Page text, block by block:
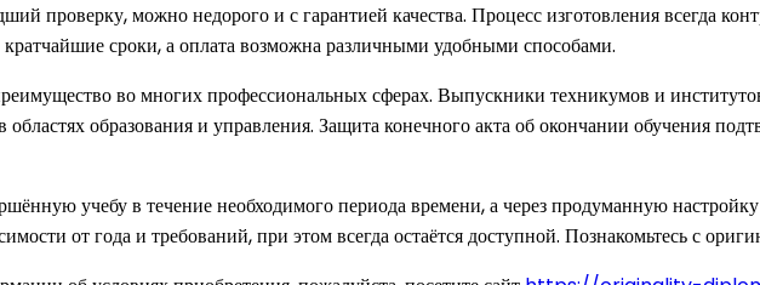
проверку, можно недорого и с гарантией качества. Процесс изготовления всегда
сроки, а оплата возможна различными удобными способами.
во многих профессиональных сферах. Выпускники техникумов и
образования и управления. Защита конечного акта об окончании обучения
учебу в течение необходимого периода времени, а через продуманную
от года и требований, при этом всегда остаётся доступной. Познакомьтесь с